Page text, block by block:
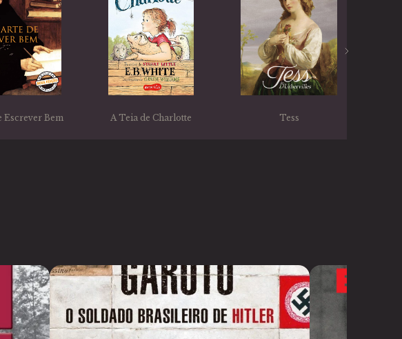
Escrever Bem A Teia de Charlotte Tess